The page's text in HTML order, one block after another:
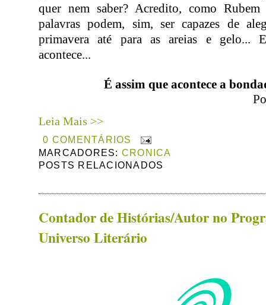
quer nem saber? Acredito, como
palavras podem, sim, ser capazes de
primavera até para as areias e gelo...
acontece...
É assim que acontece a
Leia Mais >>
0 COMENTÁRIOS
MARCADORES: CRONICA
POSTS RELACIONADOS
Contador de Histórias/Autor no
Universo Literário